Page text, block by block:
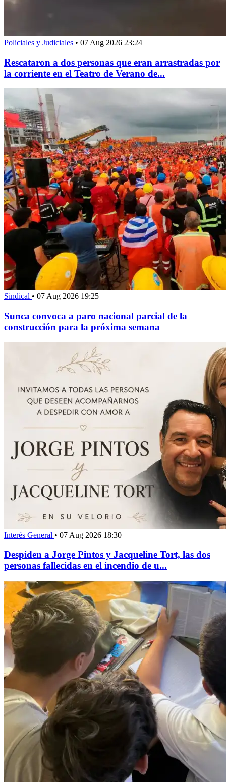
Policiales y Judiciales • 07 Aug 2026 23:24
Rescataron a dos personas que eran arrastradas por
la corriente en el Teatro de Verano de...
Sindical • 07 Aug 2026 19:25
Sunca convoca a paro nacional parcial de la
construcción para la próxima semana
Interés General • 07 Aug 2026 18:30
Despiden a Jorge Pintos y Jacqueline Tort, las dos
personas fallecidas en el incendio de u...